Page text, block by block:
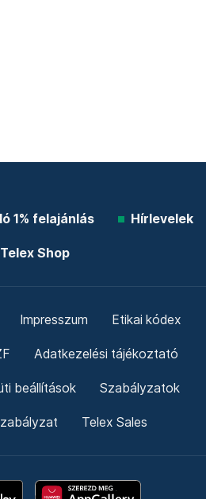
1% felajánlás Hírlevelek
Telex Shop
Impresszum Etikai kódex
Adatkezelési tájékoztató
beállítások Szabályzatok
Telex Sales